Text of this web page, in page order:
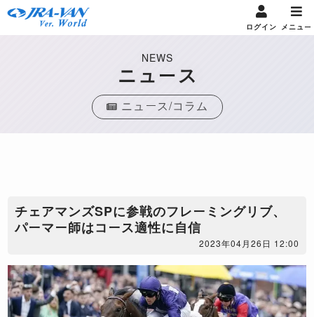
ログイン メニュー
NEWS
ニュース
ニュース/コラム
チェアマンズSPに参戦のフレーミングリブ、
パーマー師はコース適性に自信
2023年04月26日 12:00